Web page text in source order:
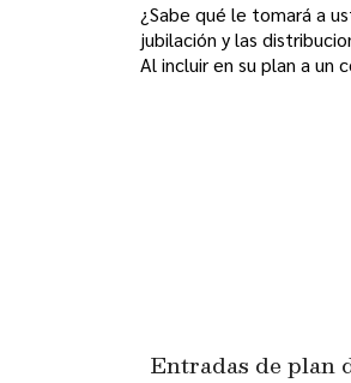
¿Sabe qué le tomará a
jubilación y las
Al incluir en su plan a un
Entradas de plan